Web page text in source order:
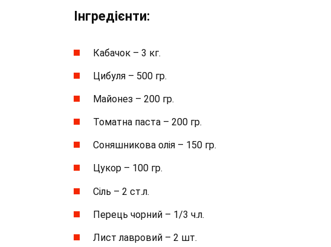
Інгредієнти:
Кабачок – 3 кг.
Цибуля – 500 гр.
Майонез – 200 гр.
Томатна паста – 200 гр.
Соняшникова олія – 150 гр.
Цукор – 100 гр.
Сіль – 2 ст.л.
Перець чорний – 1/3 ч.л.
Лист лавровий – 2 шт.